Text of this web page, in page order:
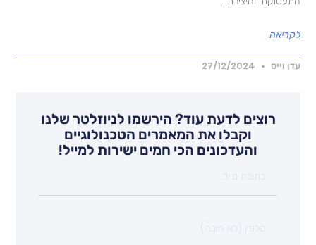
וייס 27/12/2024
רוצים לדעת עוד? הירשמו לניוזלטר שלנו
וקבלו את המאמרים הטכנולוגיים
והעדכונים הכי חמים ישירות למייל!